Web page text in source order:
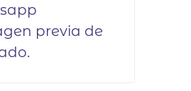
previa de